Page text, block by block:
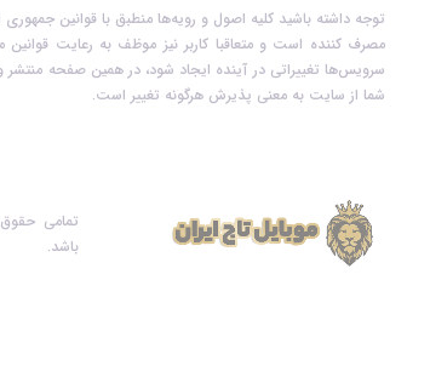
توجه داشته باشید کلیه اصول و رویه‏‌ها منطبق با قوانین
مصرف کننده است و متعاقبا کاربر نیز موظف به رعایت قوانین
سرویس‏‌ها تغییراتی در آینده ایجاد شود، در همین صفحه
شما از سایت به معنی پذیرش هرگونه تغییر است.
تمامی
باشد.